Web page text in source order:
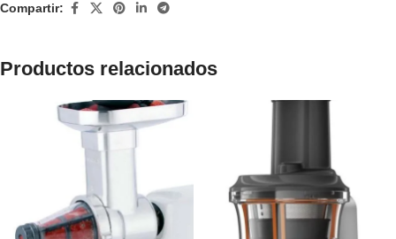
Compartir:
Productos relacionados